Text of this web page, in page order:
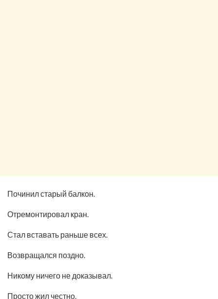
Починил старый балкон.
Отремонтировал кран.
Стал вставать раньше всех.
Возвращался поздно.
Никому ничего не доказывал.
Просто жил честно.